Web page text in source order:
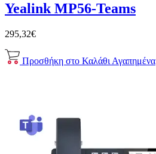
Yealink MP56-Teams
295,32€
Προσθήκη στο Καλάθι Αγαπημένα